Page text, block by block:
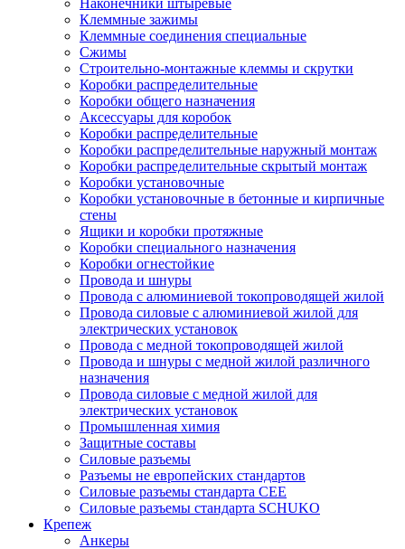
Наконечники штыревые
Клеммные зажимы
Клеммные соединения специальные
Сжимы
Строительно-монтажные клеммы и скрутки
Коробки распределительные
Коробки общего назначения
Аксессуары для коробок
Коробки распределительные
Коробки распределительные наружный монтаж
Коробки распределительные скрытый монтаж
Коробки установочные
Коробки установочные в бетонные и кирпичные
стены
Ящики и коробки протяжные
Коробки специального назначения
Коробки огнестойкие
Провода и шнуры
Провода с алюминиевой токопроводящей жилой
Провода силовые с алюминиевой жилой для
электрических установок
Провода с медной токопроводящей жилой
Провода и шнуры с медной жилой различного
назначения
Провода силовые с медной жилой для
электрических установок
Промышленная химия
Защитные составы
Силовые разъемы
Разъемы не европейских стандартов
Силовые разъемы стандарта CEE
Силовые разъемы стандарта SCHUKO
Крепеж
Анкеры